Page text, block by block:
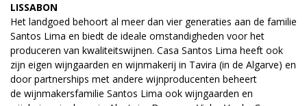
LISSABON
Het landgoed behoort al meer dan vier generaties aan de familie
Santos Lima en biedt de ideale omstandigheden voor het
produceren van kwaliteitswijnen. Casa Santos Lima heeft ook
zijn eigen wijngaarden en wijnmakerij in Tavira (in de Algarve) en
door partnerships met andere wijnproducenten beheert
de wijnmakersfamilie Santos Lima ook wijngaarden en